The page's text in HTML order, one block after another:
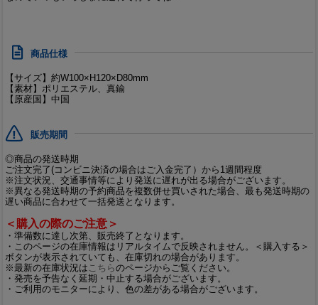
商品仕様
【サイズ】約W100×H120×D80mm
【素材】ポリエステル、真鍮
【原産国】中国
販売期間
◎商品の発送時期
ご注文完了(コンビニ決済の場合はご入金完了）から1週間程度
※注文状況、交通事情等により発送に遅れが出る場合がございます。
※異なる発送時期の予約商品を複数併せ買いされた場合、最も発送時期の
遅い商品に合わせて一括発送となります。
＜購入の際のご注意＞
・準備数に達し次第、販売終了となります。
・このページの在庫情報はリアルタイムで反映されません。＜購入する＞
ボタンが表示されていても、在庫切れの場合があります。
※最新の在庫状況は こちらのページからご覧ください。
・発売を予告なく延期・中止する場合がございます。
・ご利用のモニターにより、色の差がある場合がございます。